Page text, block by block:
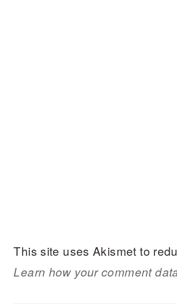
This site uses Akismet to
Learn how your comment